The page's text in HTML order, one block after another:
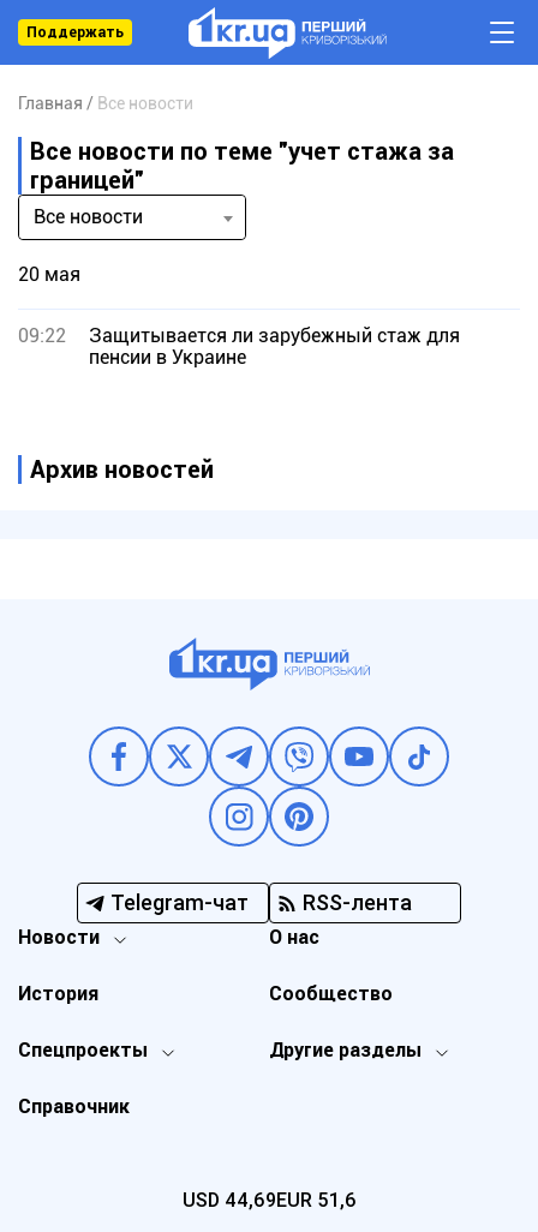
Поддержать
Главная Все новости
Все новости по теме "учет стажа за
границей"
Все новости
20 мая
09:22
Защитывается ли зарубежный стаж для
пенсии в Украине
Архив новостей
Telegram-чат RSS-лента
Новости
Спецпроекты Другие разделы
История
О нас
Справочник
Сообщество
USD 44,69EUR 51,6